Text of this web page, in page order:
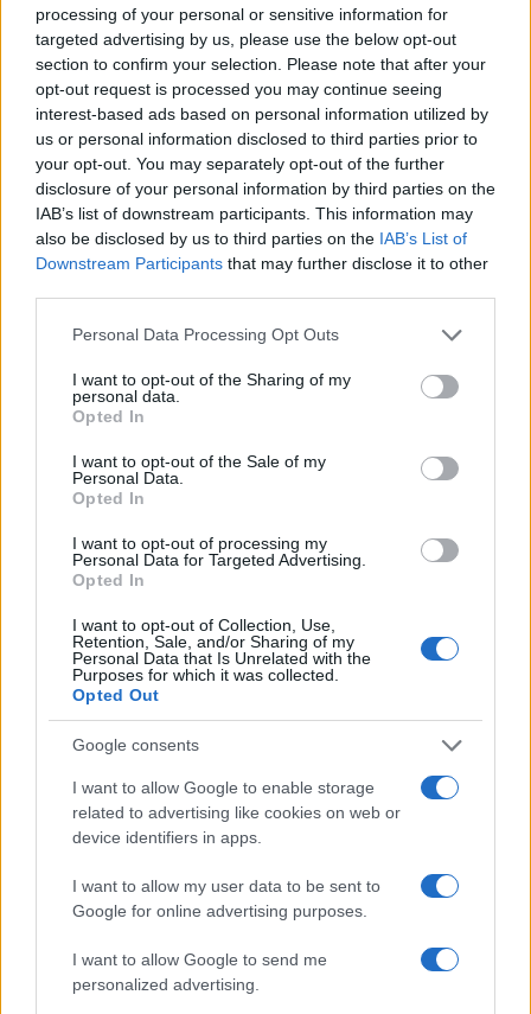
processing of your personal or sensitive information for
targeted advertising by us, please use the below opt-out
section to confirm your selection. Please note that after your
opt-out request is processed you may continue seeing
interest-based ads based on personal information utilized by
us or personal information disclosed to third parties prior to
your opt-out. You may separately opt-out of the further
disclosure of your personal information by third parties on the
IAB’s list of downstream participants. This information may
also be disclosed by us to third parties on the IAB’s List of
Downstream Participants that may further disclose it to other
Please note that this website/app uses one or more Google
not limited to your visit or usage behaviour. You may click to
grant or deny consent to Google and its third-party tags to
use your data for below specified purposes in below Google
consent section.
Personal Data Processing Opt Outs
I want to opt-out of the Sharing of my
personal data.
Opted In
I want to opt-out of the Sale of my
Personal Data.
Opted In
I want to opt-out of processing my
Personal Data for Targeted Advertising.
Opted In
I want to opt-out of Collection, Use,
Retention, Sale, and/or Sharing of my
Personal Data that Is Unrelated with the
Purposes for which it was collected.
Opted Out
Google consents
I want to allow Google to enable storage
related to advertising like cookies on web or
device identifiers in apps.
I want to allow my user data to be sent to
Google for online advertising purposes.
I want to allow Google to send me
personalized advertising.
Sigue leyendo
CRIPTOMONEDAS
Edgar Gilberto Fabris Contreras capturado por fraude de 621
mil dólares en inversiones digitales
CRIPTOMONEDAS
Criptomonedas en 2026: análisis de su evolución y perspectivas